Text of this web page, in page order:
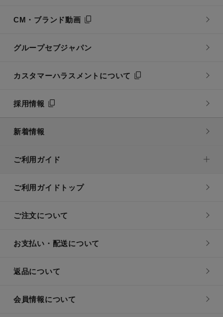
CM・ブランド動画
グループセブジャパン
カスタマーハラスメントについて
採用情報
新着情報
ご利用ガイド
ご利用ガイドトップ
ご注文について
お支払い・配送について
返品について
会員情報について